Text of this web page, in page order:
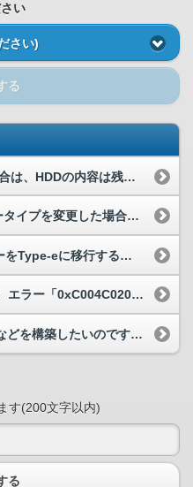
い
さい)
る
サーバーのタイプを変更した場合は、HDDの内容は残ったままでしょうか？
月途中でDBサーバーのサーバータイプを変更した場合、料金はどうなりますか？
east-13で稼働しているサーバーをType-eに移行するためにはどうすれば良いでしょうか？
Windows のライセンス認証で、エラー「0xC004C020」が発生する。
WWWサーバーやFTPサーバーなどを構築したいのですが、これらは独自に構築する必要がありますか？
す(200文字以内)
る